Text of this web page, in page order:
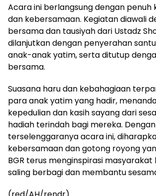
Acara ini berlangsung dengan penuh
dan kebersamaan. Kegiatan diawali
bersama dan tausiyah dari Ustadz
dilanjutkan dengan penyerahan
anak-anak yatim, serta ditutup
bersama.
Suasana haru dan kebahagiaan
para anak yatim yang hadir,
kepedulian dan kasih sayang dari
hadiah terindah bagi mereka. Dengan
terselenggaranya acara ini,
kebersamaan dan gotong royong
BGR terus menginspirasi masyarakat
saling berbagi dan membantu